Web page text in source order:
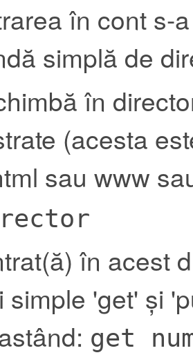
în cont s-
simplă de
în
(acesta
sau www
în acest
simple 'get' și
get